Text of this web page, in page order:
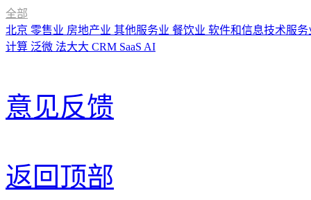
全部
北京 零售业 房地产业 其他服务业 餐饮业 软件和信息技术服
计算 泛微 法大大 CRM SaaS AI
意见反馈
返回顶部